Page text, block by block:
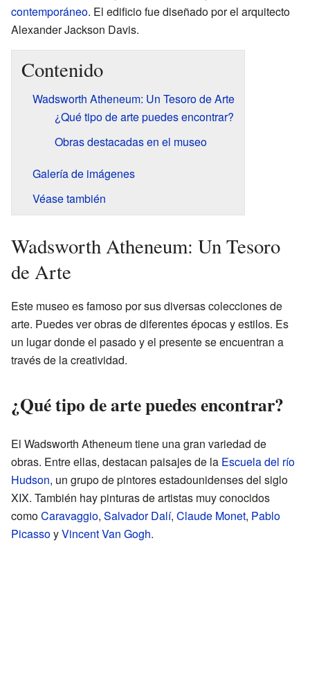
contemporáneo. El edificio fue diseñado por el arquitecto
Alexander Jackson Davis.
Contenido
Wadsworth Atheneum: Un Tesoro de Arte
¿Qué tipo de arte puedes encontrar?
Obras destacadas en el museo
Galería de imágenes
Véase también
Wadsworth Atheneum: Un Tesoro
de Arte
Este museo es famoso por sus diversas colecciones de
arte. Puedes ver obras de diferentes épocas y estilos. Es
un lugar donde el pasado y el presente se encuentran a
través de la creatividad.
¿Qué tipo de arte puedes encontrar?
El Wadsworth Atheneum tiene una gran variedad de
obras. Entre ellas, destacan paisajes de la Escuela del río
Hudson, un grupo de pintores estadounidenses del siglo
XIX. También hay pinturas de artistas muy conocidos
comoCaravaggio, Salvador Dalí, Claude Monet, Pablo
PicassoyVincent Van Gogh.